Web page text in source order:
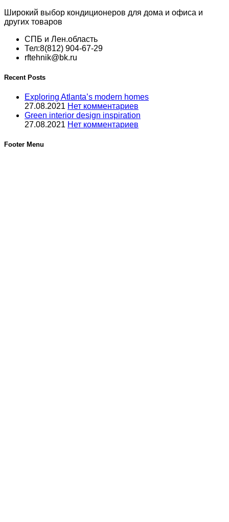
Широкий выбор кондиционеров для дома и офиса и
других товаров
СПБ и Лен.область
Тел:8(812) 904-67-29
rftehnik@bk.ru
Recent Posts
Exploring Atlanta’s modern homes
27.08.2021 Нет комментариев
Green interior design inspiration
27.08.2021 Нет комментариев
Footer Menu